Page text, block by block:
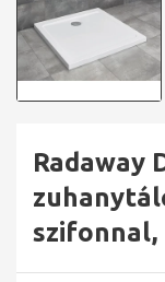
Radaway